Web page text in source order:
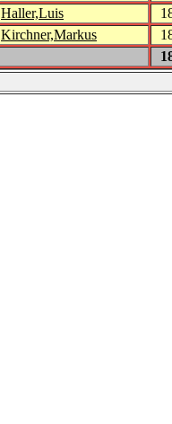
Haller,Luis
Kirchner,Markus